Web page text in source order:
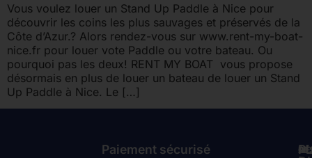
Vous voulez louer un Stand Up Paddle à Nice pour
découvrir les coins les plus sauvages et préservés de la
Côte d’Azur.? Alors rendez-vous sur www.rent-my-boat-
nice.fr pour louer vote Paddle ou votre bateau. Ou
pourquoi pas les deux! RENT MY BOAT vous propose
désormais en plus de louer un bateau de louer un Stand
Up Paddle à Nice. Le […]
Paiement sécurisé
À